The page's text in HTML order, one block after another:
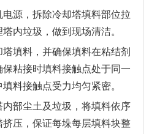
源，拆除冷却塔填料部位拉
内垃圾，做到现场清洁。
填料，并确保填料在粘结剂
粘接时填料接触点处于同一
料接触点受力均匀紧密。
部尘土及垃圾，将填料依序
压，保证每垛每层填料块整